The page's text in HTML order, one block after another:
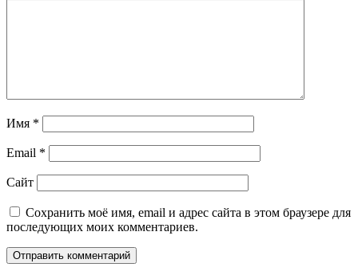
Имя *
Email *
Сайт
Сохранить моё имя, email и адрес сайта в этом браузере для
последующих моих комментариев.